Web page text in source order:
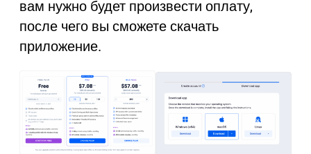
вам нужно будет произвести оплату,
после чего вы сможете скачать
приложение.